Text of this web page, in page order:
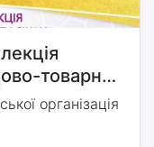
товарних
організація